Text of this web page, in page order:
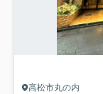
高松市丸の内